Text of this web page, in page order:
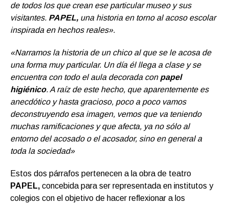
de todos los que crean ese particular museo y sus
visitantes. PAPEL, una historia en torno al acoso escolar
inspirada en hechos reales».
«Narramos la historia de un chico al que se le acosa de
una forma muy particular. Un día él llega a clase y se
encuentra con todo el aula decorada con papel
higiénico. A raíz de este hecho, que aparentemente es
anecdótico y hasta gracioso, poco a poco vamos
deconstruyendo esa imagen, vemos que va teniendo
muchas ramificaciones y que afecta, ya no sólo al
entorno del acosado o el acosador, sino en general a
toda la sociedad»
Estos dos párrafos pertenecen a la obra de teatro
PAPEL, concebida para ser representada en institutos y
colegios con el objetivo de hacer reflexionar a los